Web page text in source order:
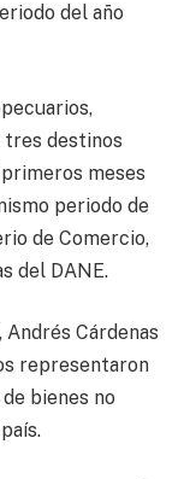
del año
tres destinos
meses
periodo de
de Comercio,
del DANE.
Cárdenas
representaron
bienes no